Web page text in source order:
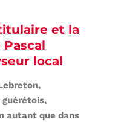
et la
local
guérétois,
autant que dans